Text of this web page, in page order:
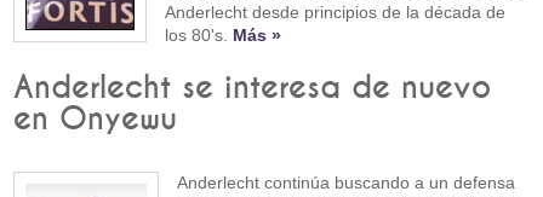
Anderlecht desde principios de la década de
los 80's. Más »
Anderlecht se interesa de nuevo
en Onyewu
Anderlecht continúa buscando a un defensa